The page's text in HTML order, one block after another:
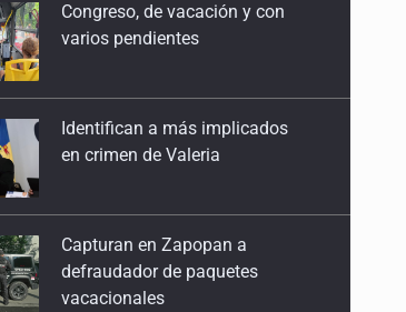
de 2026
de la verdad en el Izaguirre
tarde que nunca
de 2026
en la nómina del Congreso
de 2026
Identifican a más implicados
en crimen de Valeria
Capturan en Zapopan a
defraudador de paquetes
Capturan a secuestradora
buscada desde 2012